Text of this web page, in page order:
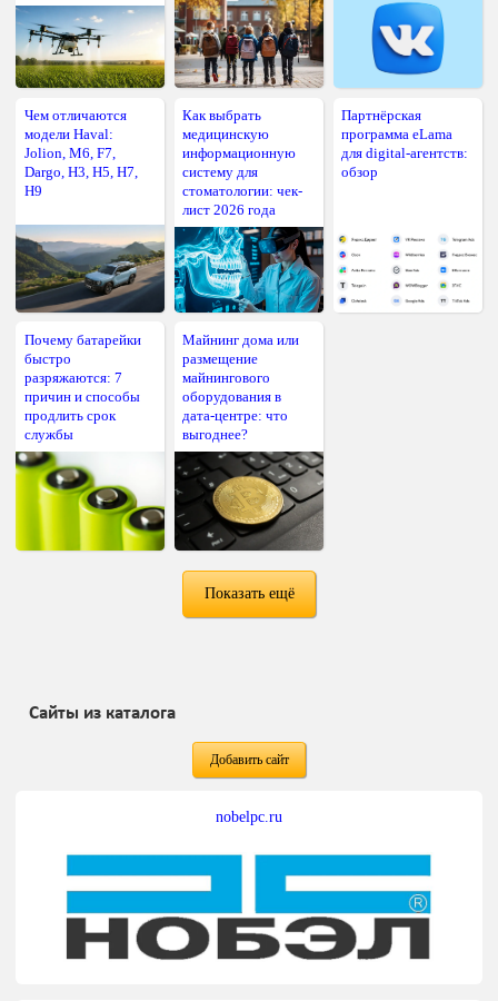
Чем отличаются
модели Haval:
Jolion, M6, F7,
Dargo, H3, H5, H7,
H9
Как выбрать
медицинскую
информационную
систему для
стоматологии: чек-
лист 2026 года
Партнёрская
программа eLama
для digital-агентств:
обзор
Почему батарейки
быстро
разряжаются: 7
причин и способы
продлить срок
службы
Майнинг дома или
размещение
майнингового
оборудования в
дата-центре: что
выгоднее?
Показать ещё
Сайты из каталога
Добавить сайт
nobelpc.ru